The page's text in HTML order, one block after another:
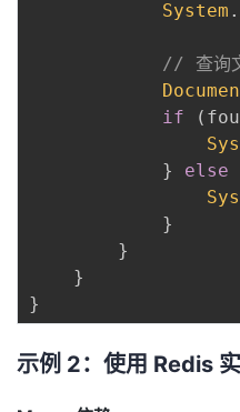
System .
// 查询
if
(
}
else
}
}
}
}
示例 2：使用 Redis